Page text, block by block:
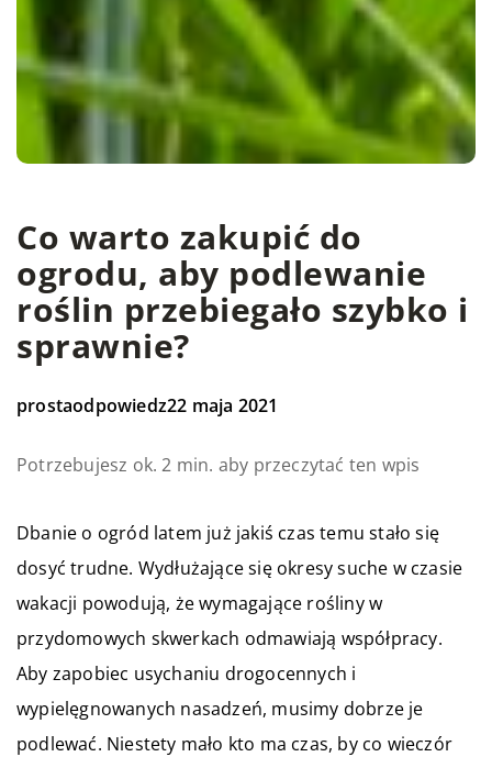
Co warto zakupić do
ogrodu, aby podlewanie
roślin przebiegało szybko i
sprawnie?
prostaodpowiedz22 maja 2021
Potrzebujesz ok. 2 min. aby przeczytać ten wpis
Dbanie o ogród latem już jakiś czas temu stało się
dosyć trudne. Wydłużające się okresy suche w czasie
wakacji powodują, że wymagające rośliny w
przydomowych skwerkach odmawiają współpracy.
Aby zapobiec usychaniu drogocennych i
wypielęgnowanych nasadzeń, musimy dobrze je
podlewać. Niestety mało kto ma czas, by co wieczór